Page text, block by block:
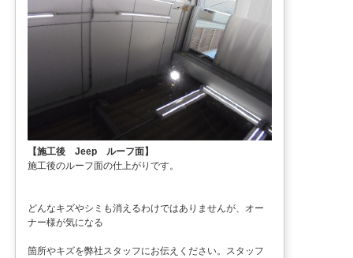
【施工後 Jeep ルーフ面】
施工後のルーフ面の仕上がりです。
どんなキズやシミも消えるわけではありませんが、オー
ナー様が気になる
箇所やキズを弊社スタッフにお伝えください。スタッフ